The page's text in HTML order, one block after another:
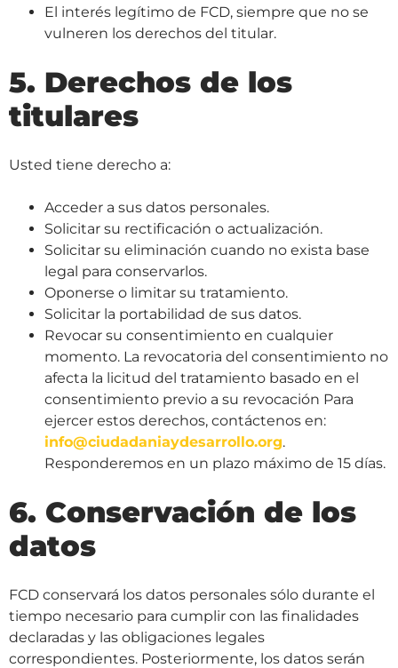
El interés legítimo de FCD, siempre que no se
vulneren los derechos del titular.
5. Derechos de los
titulares
Usted tiene derecho a:
Acceder a sus datos personales.
Solicitar su rectificación o actualización.
Solicitar su eliminación cuando no exista base
legal para conservarlos.
Oponerse o limitar su tratamiento.
Solicitar la portabilidad de sus datos.
Revocar su consentimiento en cualquier
momento. La revocatoria del consentimiento no
afecta la licitud del tratamiento basado en el
consentimiento previo a su revocación Para
ejercer estos derechos, contáctenos en:
info@ciudadaniaydesarrollo.org.
Responderemos en un plazo máximo de 15 días.
6. Conservación de los
datos
FCD conservará los datos personales sólo durante el
tiempo necesario para cumplir con las finalidades
declaradas y las obligaciones legales
correspondientes. Posteriormente, los datos serán